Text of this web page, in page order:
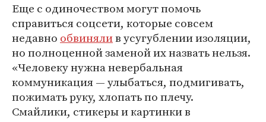
Еще с одиночеством могут помочь
справиться соцсети, которые совсем
недавно обвинялив усугублении изоляции,
но полноценной заменой их назвать нельзя.
«Человеку нужна невербальная
коммуникация — улыбаться, подмигивать,
пожимать руку, хлопать по плечу.
Смайлики, стикеры и картинки в